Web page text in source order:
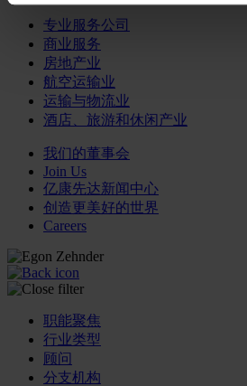
专业服务公司
商业服务
房地产业
航空运输业
运输与物流业
酒店、旅游和休闲产业
我们的董事会
Join Us
亿康先达新闻中心
创造更美好的世界
Careers
职能聚焦
行业类型
顾问
分支机构